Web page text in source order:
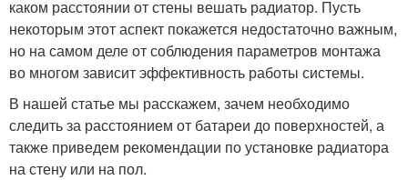
каком расстоянии от стены вешать радиатор. Пусть
некоторым этот аспект покажется недостаточно важным,
но на самом деле от соблюдения параметров монтажа
во многом зависит эффективность работы системы.
В нашей статье мы расскажем, зачем необходимо
следить за расстоянием от батареи до поверхностей, а
также приведем рекомендации по установке радиатора
на стену или на пол.